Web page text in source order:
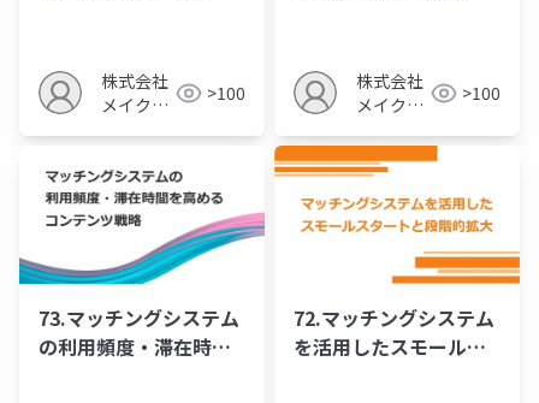
株式会社
メイクア
>100
株式会社
メイクア
>100
73.マッチングシステム
の利用頻度・滞在時間
72.マッチングシステム
を活用したスモールス